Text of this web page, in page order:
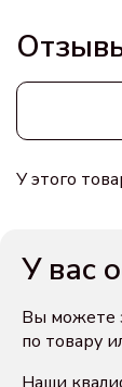
У этого
У вас
Вы можете
по товару